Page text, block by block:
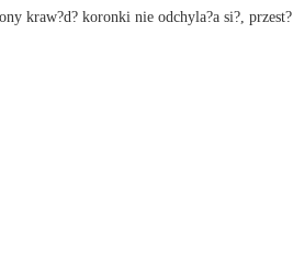
kraw?d? koronki nie odchyla?a si?, przest?